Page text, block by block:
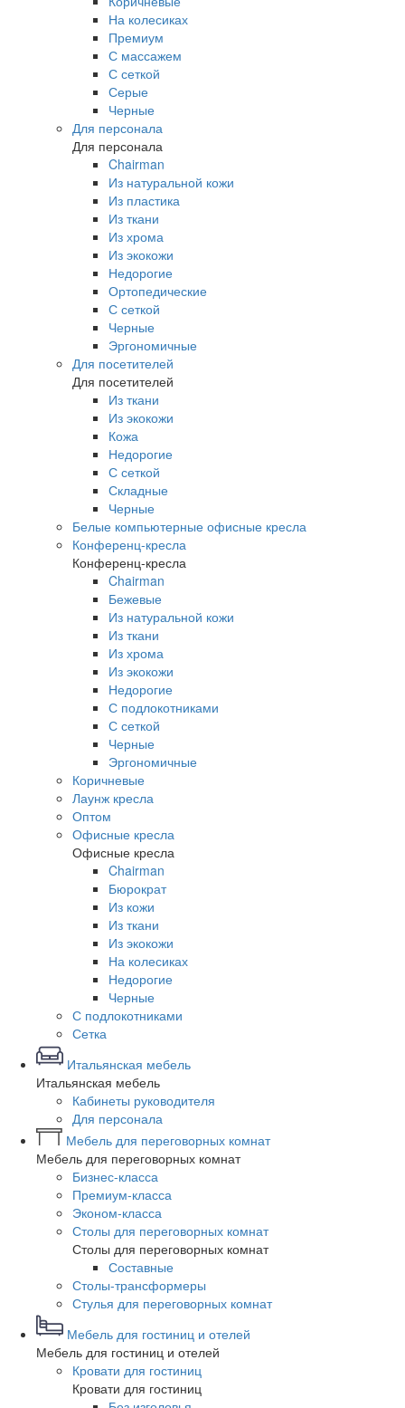
На колесиках
Премиум
С массажем
С сеткой
Серые
Черные
Для персонала
Для персонала
Chairman
Из натуральной кожи
Из пластика
Из ткани
Из хрома
Из экокожи
Недорогие
Ортопедические
С сеткой
Черные
Эргономичные
Для посетителей
Для посетителей
Из ткани
Из экокожи
Кожа
Недорогие
С сеткой
Складные
Черные
Белые компьютерные офисные кресла
Конференц-кресла
Конференц-кресла
Chairman
Бежевые
Из натуральной кожи
Из ткани
Из хрома
Из экокожи
Недорогие
С подлокотниками
С сеткой
Черные
Эргономичные
Коричневые
Лаунж кресла
Оптом
Офисные кресла
Офисные кресла
Chairman
Бюрократ
Из кожи
Из ткани
Из экокожи
На колесиках
Недорогие
Черные
С подлокотниками
Сетка
Итальянская мебель
Итальянская мебель
Кабинеты руководителя
Для персонала
Мебель для переговорных комнат
Мебель для переговорных комнат
Бизнес-класса
Премиум-класса
Эконом-класса
Столы для переговорных комнат
Столы для переговорных комнат
Составные
Столы-трансформеры
Стулья для переговорных комнат
Мебель для гостиниц и отелей
Мебель для гостиниц и отелей
Кровати для гостиниц
Кровати для гостиниц